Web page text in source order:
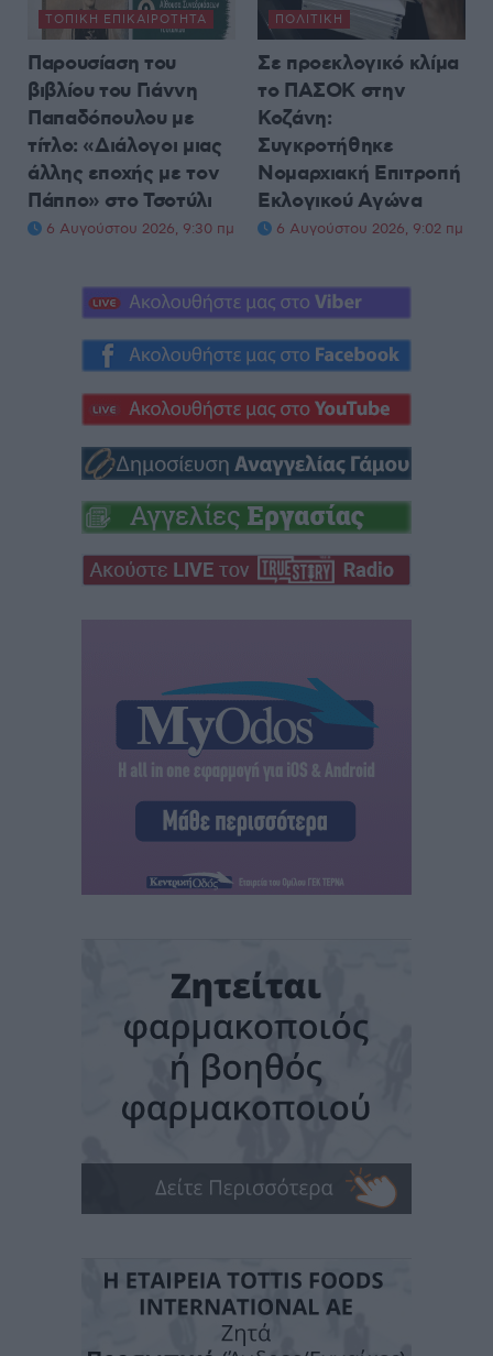
ΤΟΠΙΚΉ ΕΠΙΚΑΙΡΌΤΗΤΑ
Παρουσίαση του
βιβλίου του Γιάννη
Παπαδόπουλου με
τίτλο: «Διάλογοι μιας
άλλης εποχής με τον
Πάππο» στο Τσοτύλι
6 Αυγούστου 2026, 9:30 πμ
ΠΟΛΙΤΙΚΉ
Σε προεκλογικό κλίμα
το ΠΑΣΟΚ στην
Κοζάνη:
Συγκροτήθηκε
Νομαρχιακή Επιτροπή
Εκλογικού Αγώνα
6 Αυγούστου 2026, 9:02 πμ